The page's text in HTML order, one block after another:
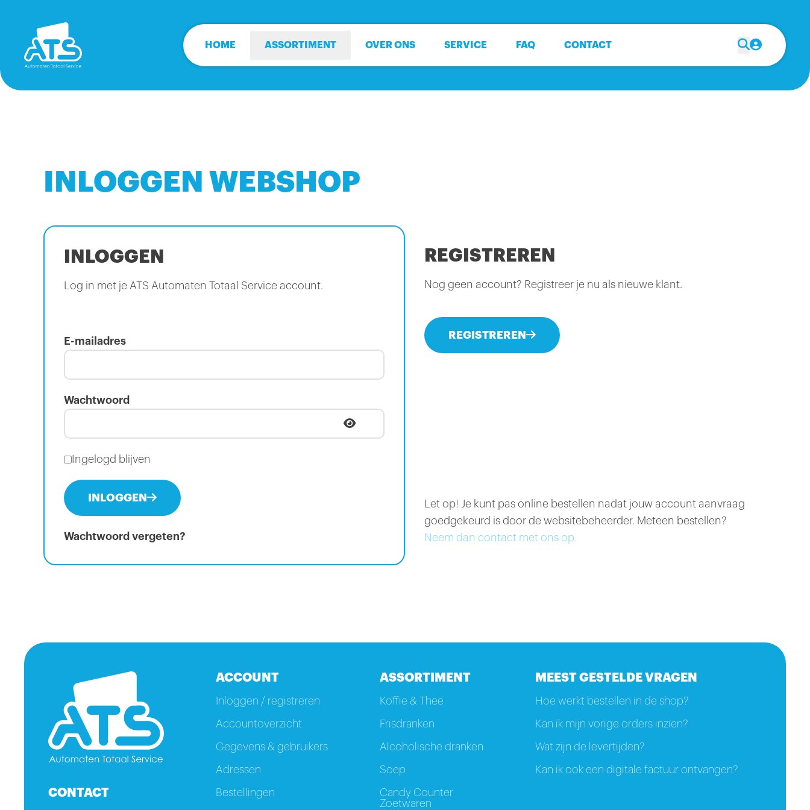
HOME ASSORTIMENT OVER ONS SERVICE FAQ CONTACT
INLOGGEN WEBSHOP
INLOGGEN
Log in met je ATS Automaten Totaal Service account.
E-mailadres
Wachtwoord
Ingelogd blijven
INLOGGEN
Wachtwoord vergeten?
REGISTREREN
Nog geen account? Registreer je nu als nieuwe klant.
REGISTREREN
Let op! Je kunt pas online bestellen nadat jouw account aanvraag
goedgekeurd is door de websitebeheerder. Meteen bestellen?
Neem dan contact met ons op.
CONTACT
ACCOUNT
Inloggen / registreren
Accountoverzicht
Gegevens & gebruikers
Adressen
Bestellingen
ASSORTIMENT
Koffie & Thee
Frisdranken
Alcoholische dranken
Soep
Candy Counter
Zoetwaren
MEEST GESTELDE VRAGEN
Hoe werkt bestellen in de shop?
Kan ik mijn vorige orders inzien?
Wat zijn de levertijden?
Kan ik ook een digitale factuur ontvangen?